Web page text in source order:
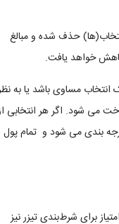
حذف شده و مبالغ
خواهد یافت.
مساوی باشد یا به
می شود. اگر هر انتخابی
بندی می شود و تمام پول
برای شرط‌بندی تیزر نیز